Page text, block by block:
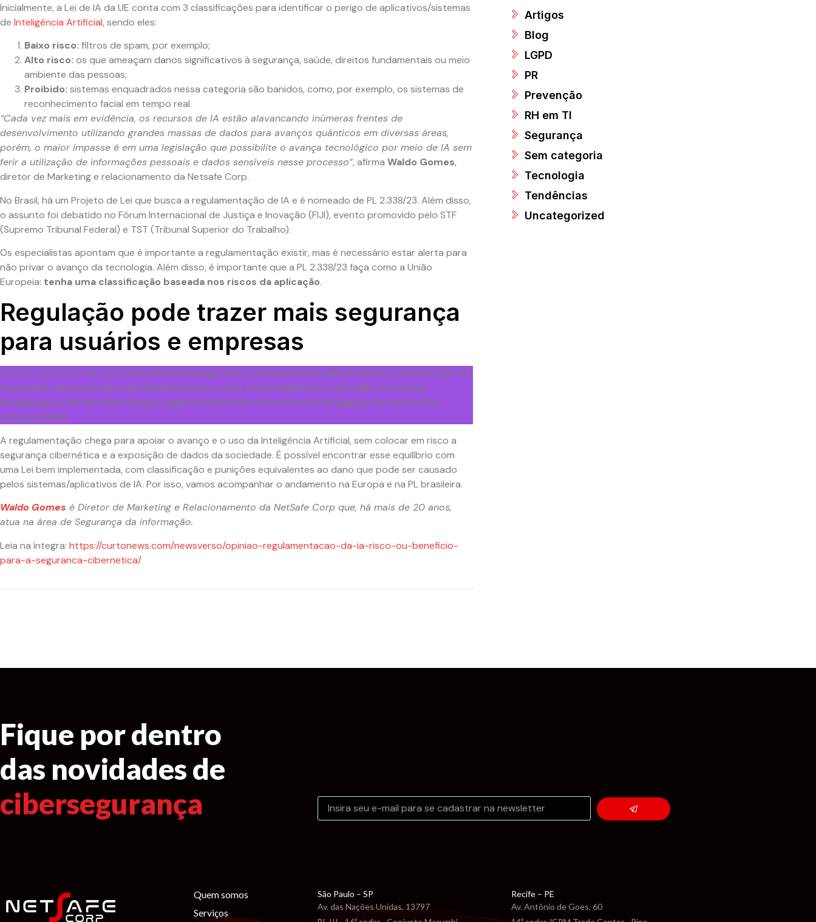
Inicialmente, a Lei de IA da UE conta com 3 classificações para identificar o perigo de aplicativos/sistemas
de Inteligência Artificial, sendo eles:
Baixo risco: filtros de spam, por exemplo;
Alto risco: os que ameaçam danos significativos à segurança, saúde, direitos fundamentais ou meio
ambiente das pessoas;
Proibido: sistemas enquadrados nessa categoria são banidos, como, por exemplo, os sistemas de
reconhecimento facial em tempo real.
“Cada vez mais em evidência, os recursos de IA estão alavancando inúmeras frentes de
desenvolvimento utilizando grandes massas de dados para avanços quânticos em diversas áreas,
porém, o maior impasse é em uma legislação que possibilite o avança tecnológico por meio de IA sem
ferir a utilização de informações pessoais e dados sensíveis nesse processo”, afirma Waldo Gomes,
diretor de Marketing e relacionamento da Netsafe Corp.
No Brasil, há um Projeto de Lei que busca a regulamentação de IA e é nomeado de PL 2.338/23. Além disso,
o assunto foi debatido no Fórum Internacional de Justiça e Inovação (FIJI), evento promovido pelo STF
(Supremo Tribunal Federal) e TST (Tribunal Superior do Trabalho).
Os especialistas apontam que é importante a regulamentação existir, mas é necessário estar alerta para
não privar o avanço da tecnologia. Além disso, é importante que a PL 2.338/23 faça como a União
Europeia: tenha uma classificação baseada nos riscos da aplicação.
Regulação pode trazer mais segurança
para usuários e empresas
“IA com certeza é mais que necessário para seguirmos avançando em análise de dados e aprimoração de
resultados, mas temos de criar balizadores para evitar constrangimentos e geração de notícias
fantasiosas ou de má interpretação exigindo ainda muito bom senso na divulgação dos resultados”,
reforça Gomes.
A regulamentação chega para apoiar o avanço e o uso da Inteligência Artificial, sem colocar em risco a
segurança cibernética e a exposição de dados da sociedade. É possível encontrar esse equilíbrio com
uma Lei bem implementada, com classificação e punições equivalentes ao dano que pode ser causado
pelos sistemas/aplicativos de IA. Por isso, vamos acompanhar o andamento na Europa e na PL brasileira.
Waldo Gomes é Diretor de Marketing e Relacionamento da NetSafe Corp que, há mais de 20 anos,
atua na área de Segurança da informação.
Leia na íntegra: https://curtonews.com/newsverso/opiniao-regulamentacao-da-ia-risco-ou-beneficio-
para-a-seguranca-cibernetica/
Artigos
Blog
LGPD
PR
Prevenção
RH em TI
Segurança
Sem categoria
Tecnologia
Tendências
Uncategorized
Fique por dentro
das novidades de
cibersegurança
Quem somos
Serviços
São Paulo – SP
Av. das Nações Unidas, 13797
Recife – PE
Av. Antônio de Goes, 60